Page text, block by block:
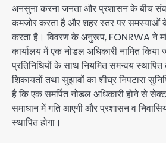
अनसुना करना जनता और प्रशासन के बीच
कमजोर करता है और शहर स्तर पर समस्याओं के
करता है। विवरण के अनुरूप, FONRWA ने
कार्यालय में एक नोडल अधिकारी नामित किया
प्रतिनिधियों के साथ नियमित समन्वय
शिकायतों तथा सुझावों का शीघ्र निपटारा
है कि एक समर्पित नोडल अधिकारी होने से
समाधान में गति आएगी और प्रशासन व
स्थापित होगा।